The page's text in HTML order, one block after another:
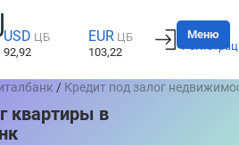
USD ЦБ
92,92
EUR ЦБ
103,22
Вход
Меню
/ Кредит под залог
квартиры в